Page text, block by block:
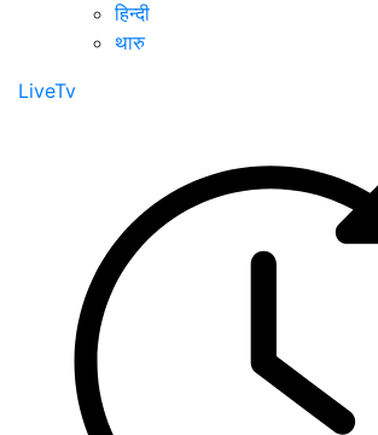
हिन्दी
थारु
LiveTv